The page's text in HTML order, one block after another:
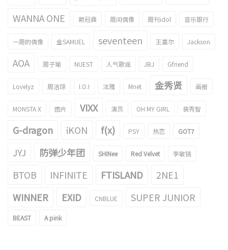
WANNA ONE 赖冠霖 周间偶像 周刊idol 音乐银行
一周的偶像 金SAMUEL seventeen 王嘉尔 Jackson
AOA 周子瑜 NUEST 人气歌谣 JBJ Gfriend
Lovelyz 周洁琼 I.O.I 泫雅 Mnet 金秀贤 画报
MONSTA X 图片 VIXX 演员 OH MY GIRL 裴秀智
G-dragon iKON f(x) PSY 热恋 GOT7
JYJ 防弹少年团 SHINee Red Velvet 李敏镐
BTOB INFINITE FTISLAND
2NE1
WINNER
EXID CNBLUE SUPER JUNIOR
BEAST A pink